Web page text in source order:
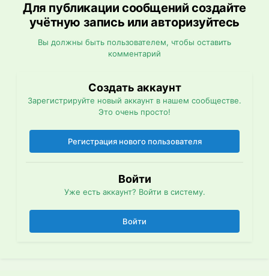
Для публикации сообщений создайте
учётную запись или авторизуйтесь
Вы должны быть пользователем, чтобы оставить
комментарий
Создать аккаунт
Зарегистрируйте новый аккаунт в нашем сообществе.
Это очень просто!
Регистрация нового пользователя
Войти
Уже есть аккаунт? Войти в систему.
Войти